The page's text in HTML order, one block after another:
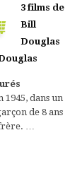
3 films de
Bill
Douglas
1945, dans un
de 8 ans
…